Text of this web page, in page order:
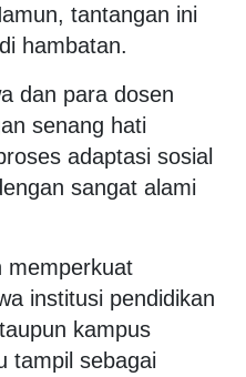
tantangan ini
hambatan.
dan para dosen
senang hati
adaptasi sosial
sangat alami
memperkuat
institusi pendidikan
kampus
tampil sebagai